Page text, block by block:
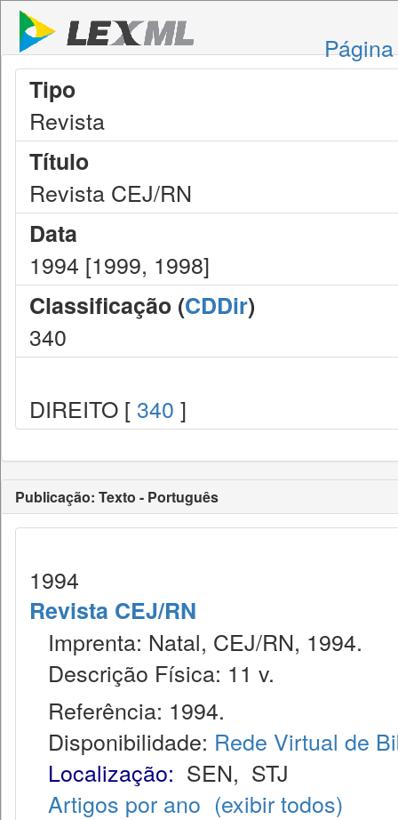
Tipo
Revista
Título
Revista CEJ/RN
Data
1994 [1999, 1998]
Classificação (CDDir)
340
DIREITO [ 340 ]
Publicação: Texto - Português
1994
Revista CEJ/RN
Imprenta: Natal, CEJ/RN, 1994.
Descrição Física: 11 v.
Referência: 1994.
Disponibilidade: Rede Virtual de
Localização: SEN, STJ
Artigos por ano (exibir todos)